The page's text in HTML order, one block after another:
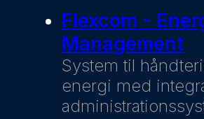
Flexcom -
Management
System til
energi med